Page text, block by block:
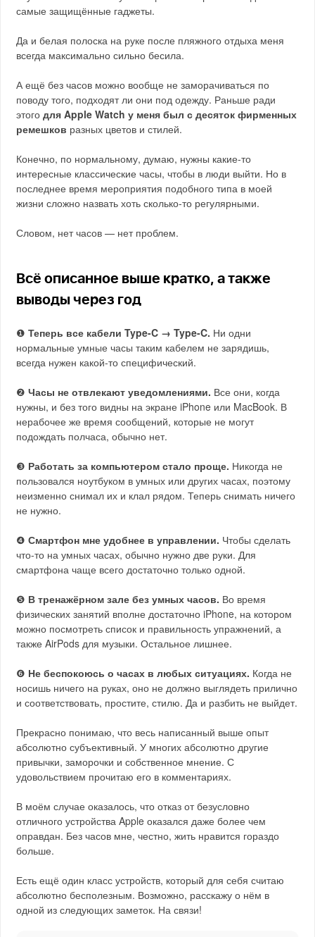
самые защищённые гаджеты.
Да и белая полоска на руке после пляжного отдыха меня
всегда максимально сильно бесила.
А ещё без часов можно вообще не заморачиваться по
поводу того, подходят ли они под одежду. Раньше ради
этогодля Apple Watch у меня был с десяток фирменных
ремешков разных цветов и стилей.
Конечно, по нормальному, думаю, нужны какие-то
интересные классические часы, чтобы в люди выйти. Но в
последнее время мероприятия подобного типа в моей
жизни сложно назвать хоть сколько-то регулярными.
Словом, нет часов — нет проблем.
Всё описанное выше кратко, а также
выводы через год
❶Теперь все кабели Type-C → Type-C. Ни одни
нормальные умные часы таким кабелем не зарядишь,
всегда нужен какой-то специфический.
❷Часы не отвлекают уведомлениями. Все они, когда
нужны, и без того видны на экране iPhone или MacBook. В
нерабочее же время сообщений, которые не могут
подождать полчаса, обычно нет.
❸ Работать за компьютером стало проще. Никогда не
пользовался ноутбуком в умных или других часах, поэтому
неизменно снимал их и клал рядом. Теперь снимать ничего
не нужно.
❹Смартфон мне удобнее в управлении. Чтобы сделать
что-то на умных часах, обычно нужно две руки. Для
смартфона чаще всего достаточно только одной.
❺ В тренажёрном зале без умных часов. Во время
физических занятий вполне достаточно iPhone, на котором
можно посмотреть список и правильность упражнений, а
также AirPods для музыки. Остальное лишнее.
❻ Не беспокоюсь о часах в любых ситуациях. Когда не
носишь ничего на руках, оно не должно выглядеть прилично
и соответствовать, простите, стилю. Да и разбить не выйдет.
Прекрасно понимаю, что весь написанный выше опыт
абсолютно субъективный. У многих абсолютно другие
привычки, заморочки и собственное мнение. С
удовольствием прочитаю его в комментариях.
В моём случае оказалось, что отказ от безусловно
отличного устройства Apple оказался даже более чем
оправдан. Без часов мне, честно, жить нравится гораздо
больше.
Есть ещё один класс устройств, который для себя считаю
абсолютно бесполезным. Возможно, расскажу о нём в
одной из следующих заметок. На связи!